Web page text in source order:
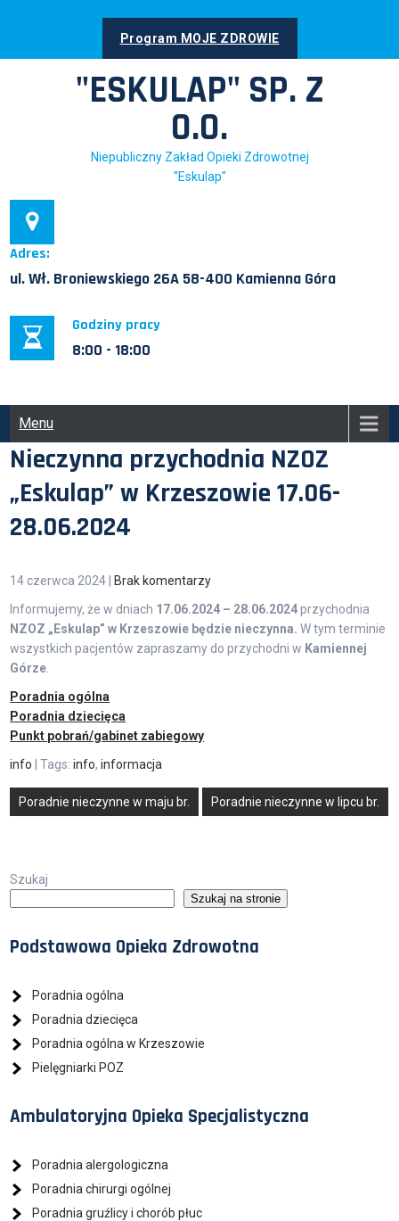
Program MOJE ZDROWIE
"ESKULAP" SP. Z
O.O.
Niepubliczny Zakład Opieki Zdrowotnej
"Eskulap"
Adres:
ul. Wł. Broniewskiego 26A 58-400 Kamienna Góra
Godziny pracy
8:00 - 18:00
Menu
Nieczynna przychodnia NZOZ
„Eskulap” w Krzeszowie 17.06-
28.06.2024
14 czerwca 2024
Brak komentarzy
Informujemy, że w dniach 17.06.2024 – 28.06.2024przychodnia
NZOZ „Eskulap” w Krzeszowie będzie nieczynna.W tym terminie
wszystkich pacjentów zapraszamy do przychodni w Kamiennej
Górze
Poradnia ogólna
Poradnia dziecięca
Punkt pobrań/gabinet zabiegowy
info
| Tags:info,informacja
Nawigacja
wpisu
Poradnie nieczynne w maju br. Poradnie nieczynne w lipcu br.
Szukaj
Szukaj na stronie
Podstawowa Opieka Zdrowotna
Poradnia ogólna
Poradnia dziecięca
Poradnia ogólna w Krzeszowie
Pielęgniarki POZ
Ambulatoryjna Opieka Specjalistyczna
Poradnia alergologiczna
Poradnia chirurgi ogólnej
Poradnia gruźlicy i chorób płuc